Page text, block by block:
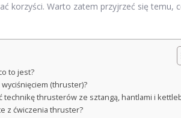
korzyści. Warto zatem przyjrzeć się temu,
to jest?
(thruster)?
technikę thrusterów ze sztangą, hantlami i
z ćwiczenia thruster?